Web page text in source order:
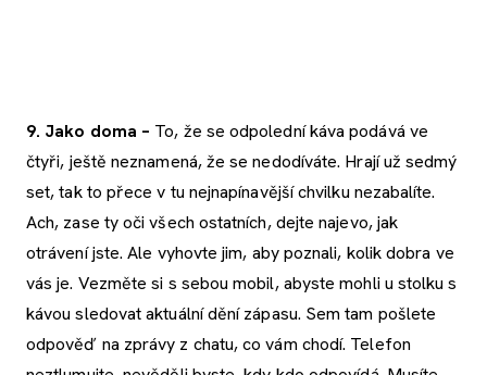
9. Jako doma – To, že se odpolední káva podává ve
čtyři, ještě neznamená, že se nedodíváte. Hrají už sedmý
set, tak to přece v tu nejnapínavější chvilku nezabalíte.
Ach, zase ty oči všech ostatních, dejte najevo, jak
otrávení jste. Ale vyhovte jim, aby poznali, kolik dobra ve
vás je. Vezměte si s sebou mobil, abyste mohli u stolku s
kávou sledovat aktuální dění zápasu. Sem tam pošlete
odpověď na zprávy z chatu, co vám chodí. Telefon